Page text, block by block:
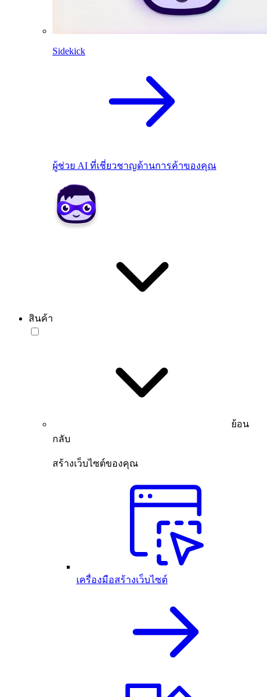
Sidekick
ผู้ช่วย AI ที่เชี่ยวชาญด้านการค้าของคุณ
สินค้า
ย้อน
กลับ
สร้างเว็บไซต์ของคุณ
เครื่องมือสร้างเว็บไซต์